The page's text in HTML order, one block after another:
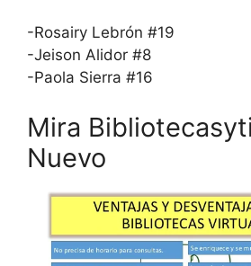
-Rosairy Lebrón #19
-Jeison Alidor #8
-Paola Sierra #16
Mira
Nuevo